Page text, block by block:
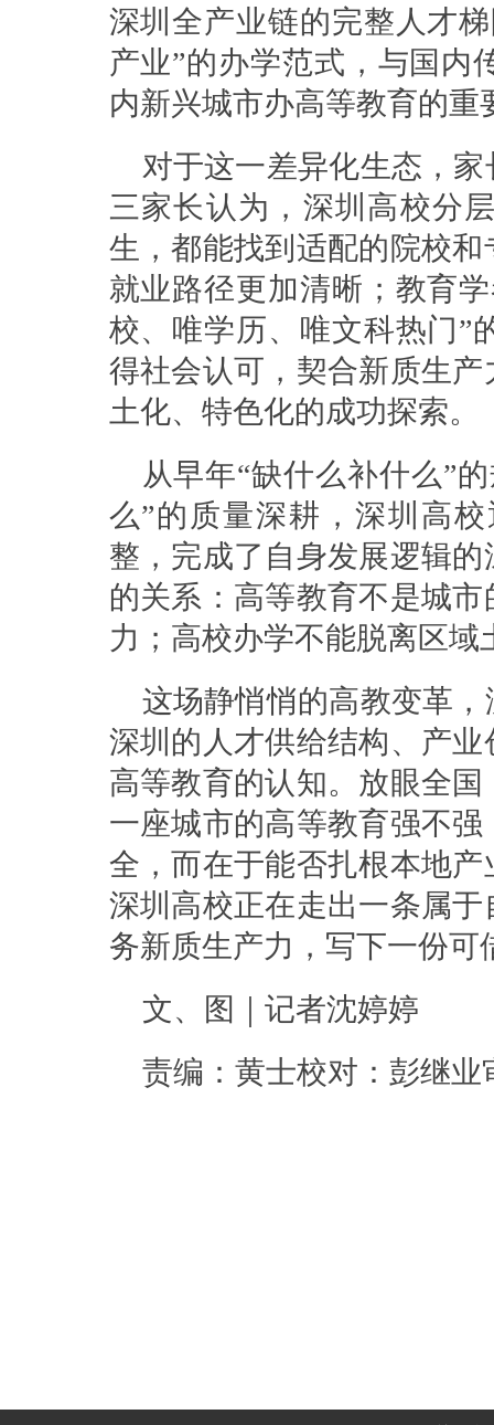
深圳全产业链的完整人才
产业”的办学范式，与国内
内新兴城市办高等教育的重
对于这一差异化生态，
三家长认为，深圳高校分
生，都能找到适配的院校
就业路径更加清晰；教育
校、唯学历、唯文科热门”
得社会认可，契合新质生
土化、特色化的成功探索。
从早年“缺什么补什么”
么”的质量深耕，深圳高
整，完成了自身发展逻辑
的关系：高等教育不是城
力；高校办学不能脱离区
这场静悄悄的高教变革
深圳的人才供给结构、产
高等教育的认知。放眼全
一座城市的高等教育强不
全，而在于能否扎根本地
深圳高校正在走出一条属
务新质生产力，写下一份可
文、图｜记者沈婷婷
责编：黄士校对：彭继业